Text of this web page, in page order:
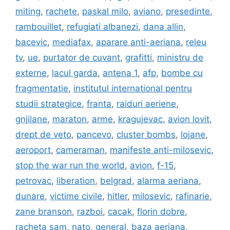
miting, rachete, paskal milo, aviano, presedinte,
rambouillet, refugiati albanezi, dana allin,
bacevic, mediafax, aparare anti-aeriana, releu
tv, ue, purtator de cuvant, grafitti, ministru de
externe, lacul garda, antena 1, afp, bombe cu
fragmentatie, institutul international pentru
studii strategice, franta, raiduri aeriene,
gnjilane, maraton, arme, kragujevac, avion lovit,
drept de veto, pancevo, cluster bombs, lojane,
aeroport, cameraman, manifeste anti-milosevic,
stop the war run the world, avion, f-15,
petrovac, liberation, belgrad, alarma aeriana,
dunare, victime civile, hitler, milosevic, rafinarie,
zane branson, razboi, cacak, florin dobre,
racheta sam, nato, general, baza aeriana,